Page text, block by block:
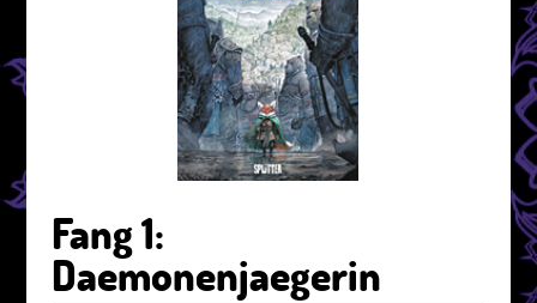
Fang 1:
Daemonenjaegerin